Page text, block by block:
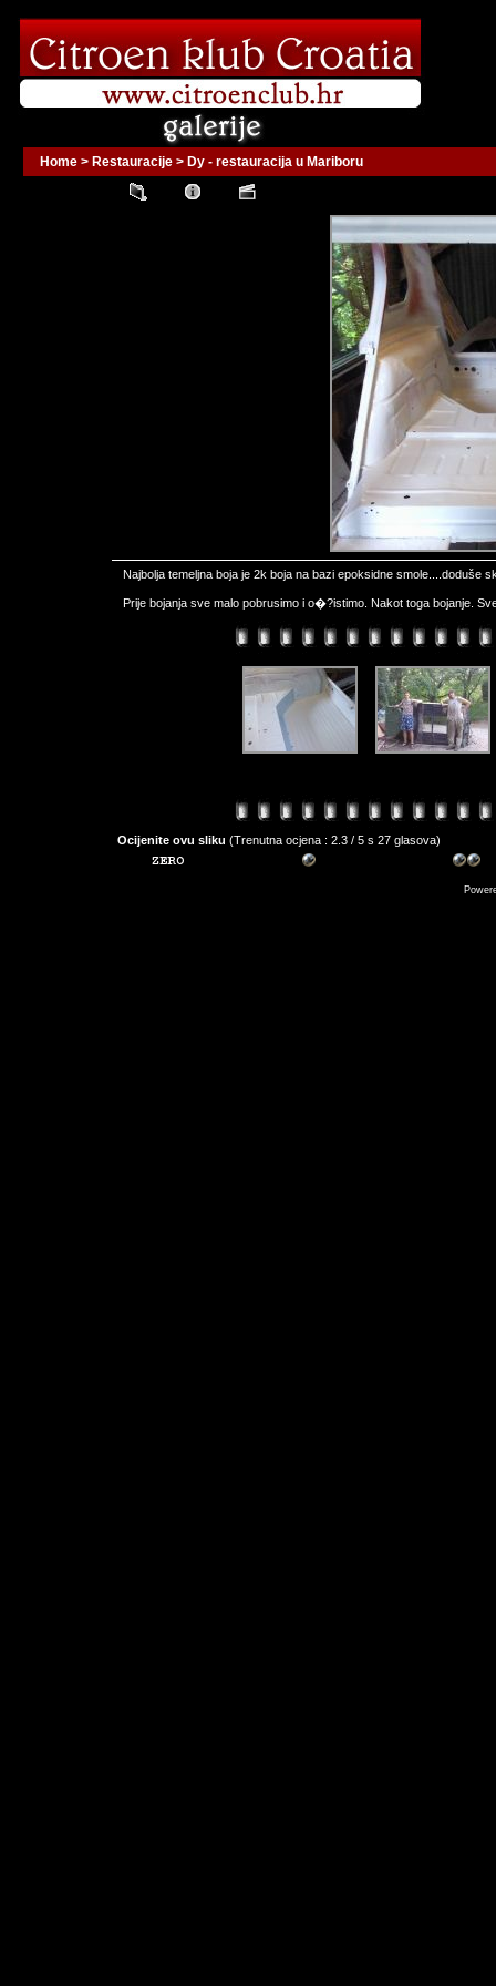
Home > Restauracije > Dy - restauracija u Mariboru
Najbolja temeljna boja je 2k boja na bazi epoksidne smole....doduše
Prije bojanja sve malo pobrusimo i o�?istimo. Nakot toga bojanje.
Ocijenite ovu sliku (Trenutna ocjena : 2.3 / 5 s 27 glasova)